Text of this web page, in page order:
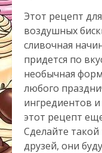
Этот рецепт
воздушных
сливочная
придется по
необычная
любого
ингредиентов
этот рецепт
Сделайте такой
друзей, они